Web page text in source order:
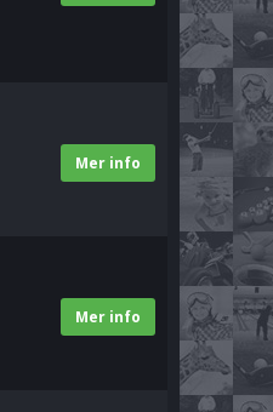
Mer info
Mer info